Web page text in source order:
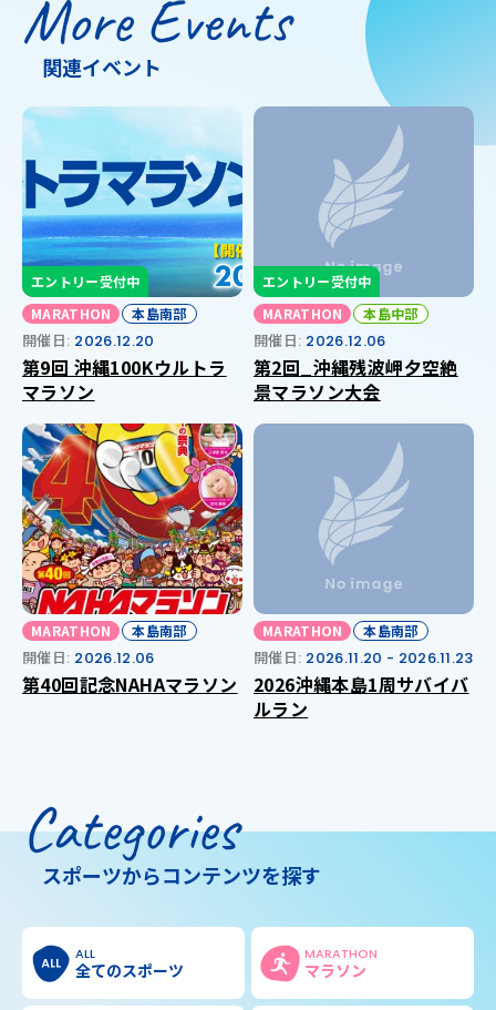
More Events
関連イベント
エントリー受付中
MARATHON
本島南部
開催日: 2026.12.20
第9回 沖縄100Kウルトラ
マラソン
エントリー受付中
MARATHON
本島中部
開催日: 2026.12.06
第2回_沖縄残波岬夕空絶
景マラソン大会
MARATHON 本島南部
開催日: 2026.12.06
第40回記念NAHAマラソン
MARATHON 本島南部
開催日: 2026.11.20 - 2026.11.23
2026沖縄本島1周サバイバ
ルラン
Categories
スポーツからコンテンツを探す
ALL
全てのスポーツ
MARATHON
マラソン